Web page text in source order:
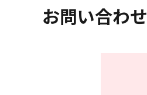
お問い合わせ